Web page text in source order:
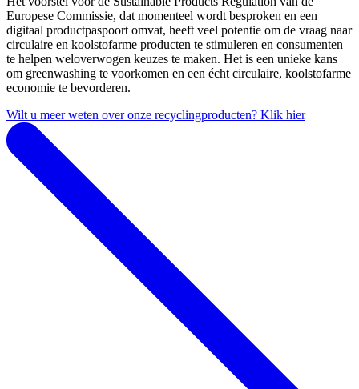
Europese Commissie, dat momenteel wordt besproken en een
digitaal productpaspoort omvat, heeft veel potentie om de vraag naar
circulaire en koolstofarme producten te stimuleren en consumenten
te helpen weloverwogen keuzes te maken. Het is een unieke kans
om greenwashing te voorkomen en een écht circulaire, koolstofarme
economie te bevorderen.
Wilt u meer weten over onze recyclingproducten? Klik hier